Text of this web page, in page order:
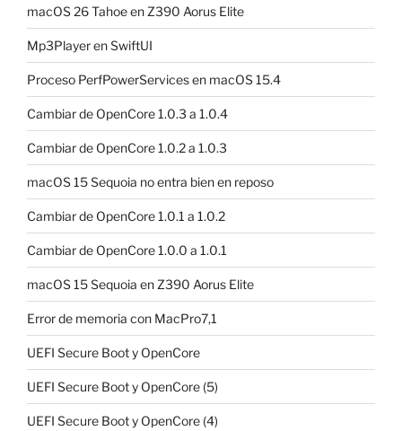
macOS 26 Tahoe en Z390 Aorus Elite
Mp3Player en SwiftUI
Proceso PerfPowerServices en macOS 15.4
Cambiar de OpenCore 1.0.3 a 1.0.4
Cambiar de OpenCore 1.0.2 a 1.0.3
macOS 15 Sequoia no entra bien en reposo
Cambiar de OpenCore 1.0.1 a 1.0.2
Cambiar de OpenCore 1.0.0 a 1.0.1
macOS 15 Sequoia en Z390 Aorus Elite
Error de memoria con MacPro7,1
UEFI Secure Boot y OpenCore
UEFI Secure Boot y OpenCore (5)
UEFI Secure Boot y OpenCore (4)